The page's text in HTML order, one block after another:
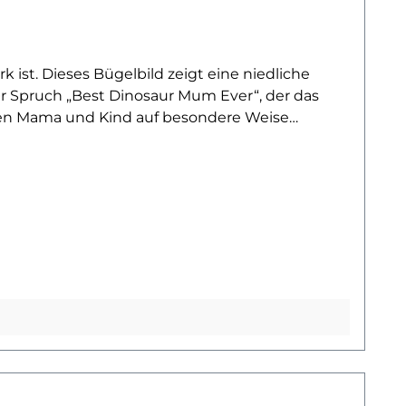
ist. Dieses Bügelbild zeigt eine niedliche
„Best Dinosaur Mum Ever“, der das
Mama und Kind auf besondere Weise